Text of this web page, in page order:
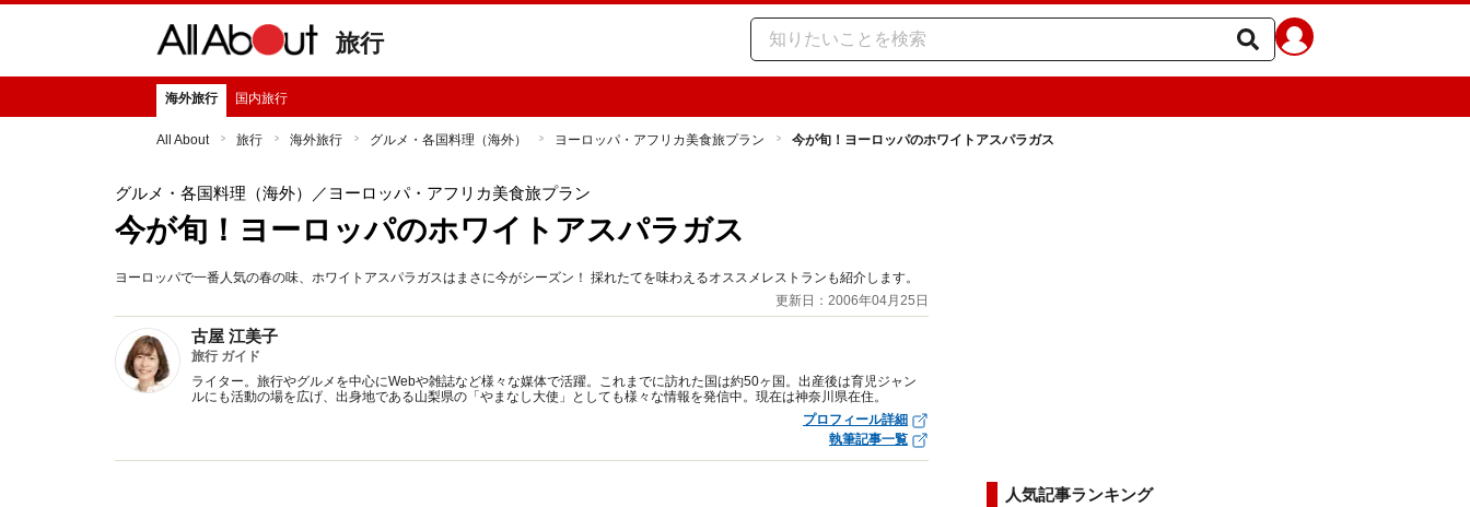
旅行
海外旅行 国内旅行
All About 旅行 海外旅行 グルメ・各国料理（海外） ヨーロッパ・アフリカ美食旅プラン 今が旬！ヨーロッパのホワイトアスパラガス
グルメ・各国料理（海外） ／ヨーロッパ・アフリカ美食旅プラン
今が旬！ヨーロッパのホワイトアスパラガス
ヨーロッパで一番人気の春の味、ホワイトアスパラガスはまさに今がシーズン！ 採れたてを味わえるオススメレストランも紹介します。
更新日：2006年04月25日
古屋 江美子
旅行 ガイド
ライター。旅行やグルメを中心にWebや雑誌など様々な媒体で活躍。これまでに訪れた国は約50ヶ国。出産後は育児ジャン
ルにも活動の場を広げ、出身地である山梨県の「やまなし大使」としても様々な情報を発信中。現在は神奈川県在住。
プロフィール詳細
執筆記事一覧
人気記事ランキング